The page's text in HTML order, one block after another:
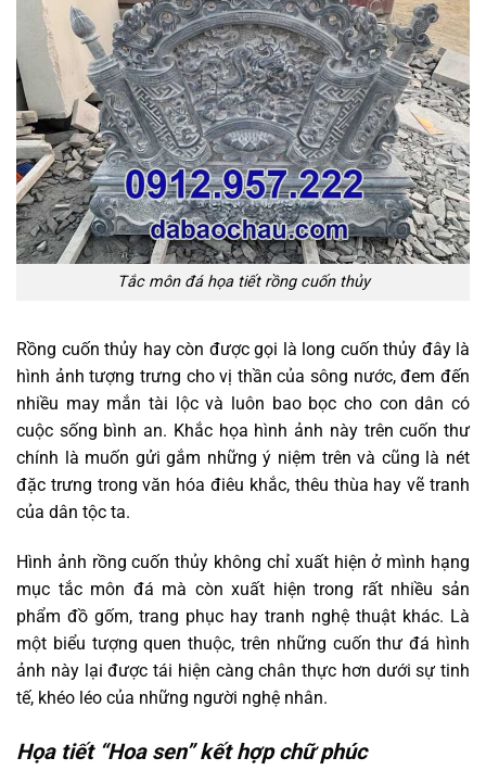
Tắc môn đá họa tiết rồng cuốn thủy
Rồng cuốn thủy hay còn được gọi là long cuốn thủy đây là
hình ảnh tượng trưng cho vị thần của sông nước, đem đến
nhiều may mắn tài lộc và luôn bao bọc cho con dân có
cuộc sống bình an. Khắc họa hình ảnh này trên cuốn thư
chính là muốn gửi gắm những ý niệm trên và cũng là nét
đặc trưng trong văn hóa điêu khắc, thêu thùa hay vẽ tranh
của dân tộc ta.
Hình ảnh rồng cuốn thủy không chỉ xuất hiện ở mình hạng
mục tắc môn đá mà còn xuất hiện trong rất nhiều sản
phẩm đồ gốm, trang phục hay tranh nghệ thuật khác. Là
một biểu tượng quen thuộc, trên những cuốn thư đá hình
ảnh này lại được tái hiện càng chân thực hơn dưới sự tinh
tế, khéo léo của những người nghệ nhân.
Họa tiết “Hoa sen” kết hợp chữ phúc